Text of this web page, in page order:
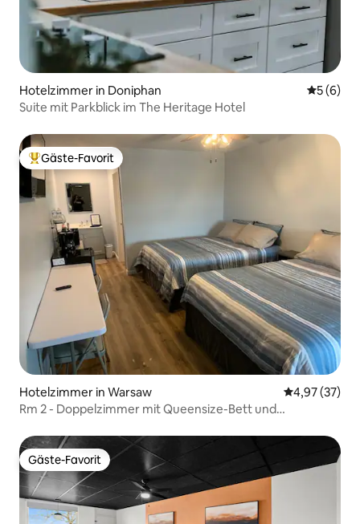
Hotelzimmer in Doniphan
5 (6)
Suite mit Parkblick im The Heritage Hotel
Beliebter Gäste-Favorit.
Gäste-Favorit
Hotelzimmer in Warsaw
4,97 (37)
Rm 2 - Doppelzimmer mit Queensize-Bett und
Gäste-Favorit
Gäste-Favorit